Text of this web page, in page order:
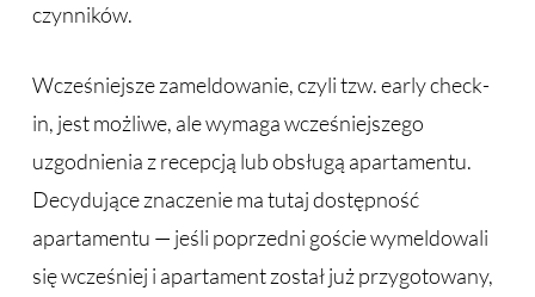
czynników.
Wcześniejsze zameldowanie, czyli tzw. early check-
in, jest możliwe, ale wymaga wcześniejszego
uzgodnienia z recepcją lub obsługą apartamentu.
Decydujące znaczenie ma tutaj dostępność
apartamentu — jeśli poprzedni goście wymeldowali
się wcześniej i apartament został już przygotowany,